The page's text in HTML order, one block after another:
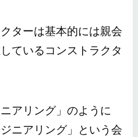
ターは基本的には親会
ているコンストラクタ
アリング」のように
ニアリング」という会